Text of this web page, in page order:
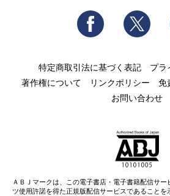
Facebook
特定商取引法に基づく表記
プラ
著作権について
リンクポリシー 免
お問い合わせ
ＡＢＪマークは、この電子書店・電子書籍配信サ
ツ使用許諾を得た正規版配信サービスであることを